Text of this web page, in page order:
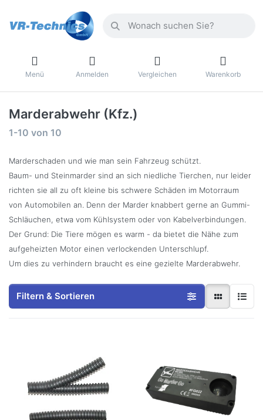
Menü Anmelden Vergleichen Warenkorb
Marderabwehr (Kfz.)
1-10 von 10
Marderschaden und wie man sein Fahrzeug schützt.
Baum- und Steinmarder sind an sich niedliche Tierchen, nur leider
richten sie all zu oft kleine bis schwere Schäden im Motorraum
von Automobilen an. Denn der Marder knabbert gerne an Gummi-
Schläuchen, etwa vom Kühlsystem oder von Kabelverbindungen.
Der Grund: Die Tiere mögen es warm - da bietet die Nähe zum
aufgeheizten Motor einen verlockenden Unterschlupf.
Um dies zu verhindern braucht es eine gezielte Marderabwehr.
Filtern & Sortieren